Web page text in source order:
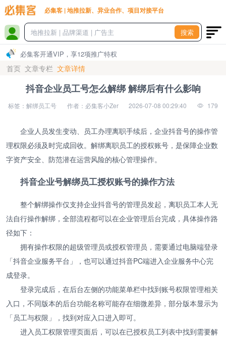
必集客 | 地推拉新、异业合作、项目对接平台
搜索
必集客开通VIP，享12项推广特权
首页 文章专栏 文章详情
抖音企业员工号怎么解绑 解绑后有什么影响
标签：解绑员工号 作者：必集客小Zer 2026-07-08 00:29:40 179
企业人员发生变动、员工办理离职手续后，企业抖音号的操作管
理权限必须及时完成回收。解绑离职员工的授权账号，是保障企业数
字资产安全、防范潜在运营风险的核心管理操作。
抖音企业号解绑员工授权账号的操作方法
整个解绑操作仅支持企业抖音号的管理员发起，离职员工本人无
法自行操作解绑，全部流程都可以在企业管理后台完成，具体操作路
径如下：
拥有操作权限的超级管理员或授权管理员，需要通过电脑端登录
「抖音企业服务平台」，也可以通过抖音PC端进入企业服务中心完
成登录。
登录完成后，在后台左侧的功能菜单栏中找到账号权限管理相关
入口，不同版本的后台功能名称可能存在细微差异，部分版本显示为
「员工与权限」，找到对应入口进入即可。
进入员工权限管理页面后，可以在已授权员工列表中找到需要解